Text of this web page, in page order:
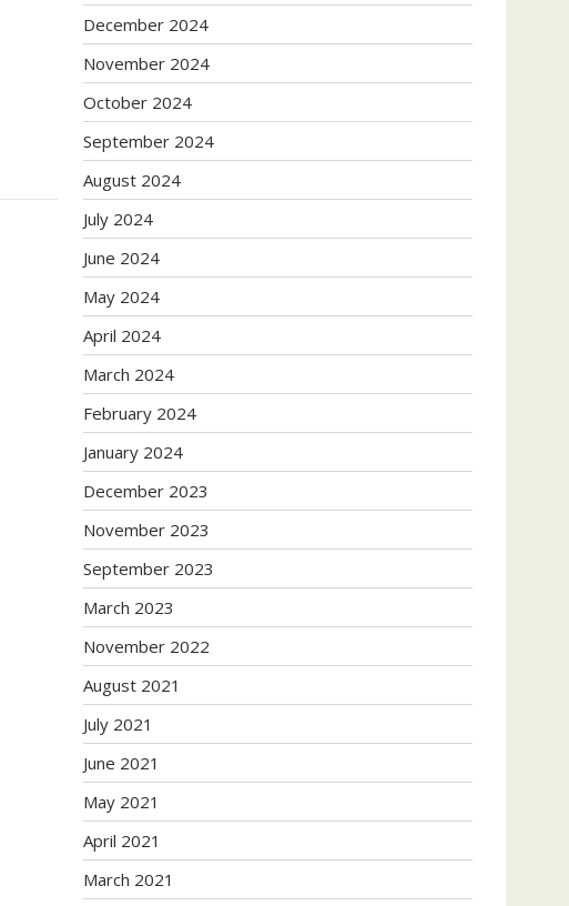
December 2024
November 2024
October 2024
September 2024
August 2024
July 2024
June 2024
May 2024
April 2024
March 2024
February 2024
January 2024
December 2023
November 2023
September 2023
March 2023
November 2022
August 2021
July 2021
June 2021
May 2021
April 2021
March 2021